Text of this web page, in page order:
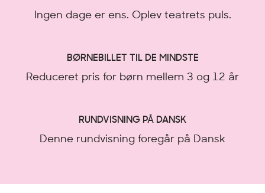
Ingen dage er ens. Oplev teatrets puls.
BØRNEBILLET TIL DE MINDSTE
Reduceret pris for børn mellem 3 og 12 år
RUNDVISNING PÅ DANSK
Denne rundvisning foregår på Dansk